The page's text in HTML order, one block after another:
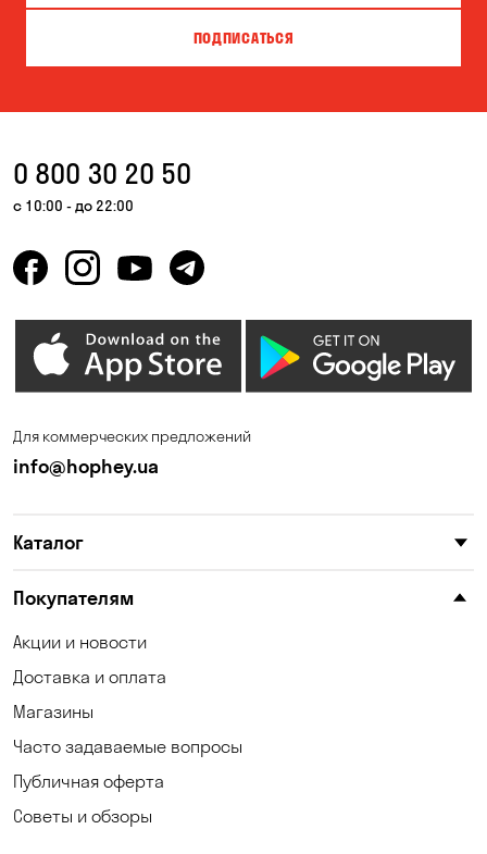
ПОДПИСАТЬСЯ
0 800 30 20 50
с 10:00 - до 22:00
Для коммерческих предложений
info@hophey.ua
Каталог
Покупателям
Акции и новости
Доставка и оплата
Магазины
Часто задаваемые вопросы
Публичная оферта
Советы и обзоры